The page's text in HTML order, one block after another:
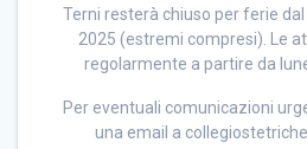
Terni resterà chiuso per ferie
2025 (estremi compresi). Le
regolarmente a partire da
Per eventuali comunicazioni
una email a